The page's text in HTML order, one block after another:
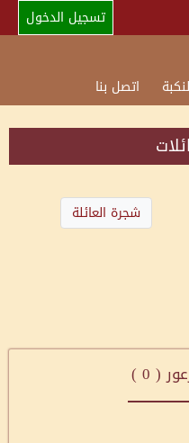
تسجيل الدخول
اتصل بنا
شجرة العائلة
(
0
)